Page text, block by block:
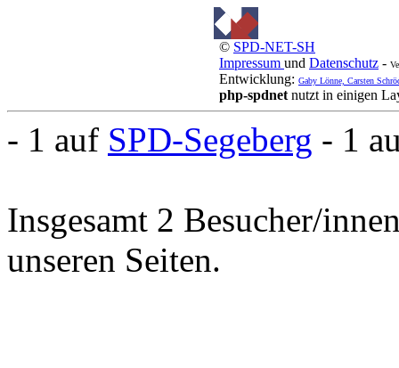
© SPD-NET-SH
Impressum und Datenschutz -
Entwicklung: Gaby Lönne, Carsten
php-spdnet nutzt in einigen
- 1 auf SPD-Segeberg - 1
Insgesamt 2 Besucher/
unseren Seiten.